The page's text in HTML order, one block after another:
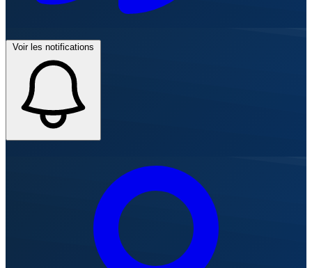
Voir les notifications